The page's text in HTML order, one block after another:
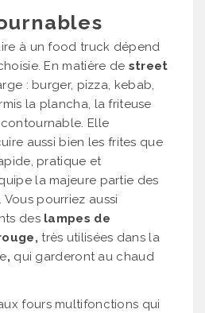
à un food truck dépend
En matière de street
: burger, pizza, kebab,
la plancha, la friteuse
Elle
aussi bien les frites que
pratique et
la majeure partie des
pourriez aussi
des lampes de
très utilisées dans la
, qui garderont au chaud
fours multifonctions qui